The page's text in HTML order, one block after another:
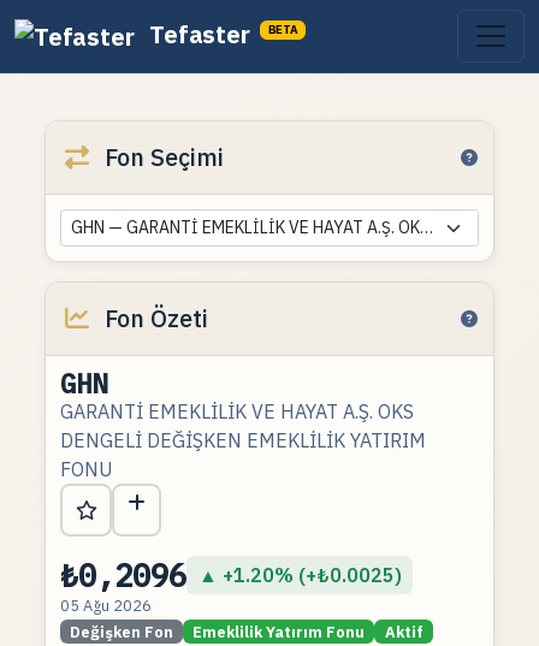
Tefaster BETA
Fon Seçimi
GHN — GARANTİ EMEKLİLİK VE HAYAT A.Ş. OKS DENGELİ DEĞİŞKEN EMEKLİLİK YATIRIM FONU
Fon Özeti
GHN
GARANTİ EMEKLİLİK VE HAYAT A.Ş. OKS
DENGELİ DEĞİŞKEN EMEKLİLİK YATIRIM
FONU
₺0,2096 ▲ +1.20% (+₺0.0025)
05 Ağu 2026
Değişken Fon Emeklilik Yatırım Fonu Aktif